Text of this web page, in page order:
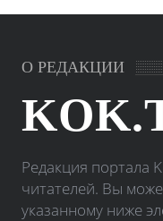
О РЕДАКЦИИ
Редакция портала
читателей. Вы
указанному ниже